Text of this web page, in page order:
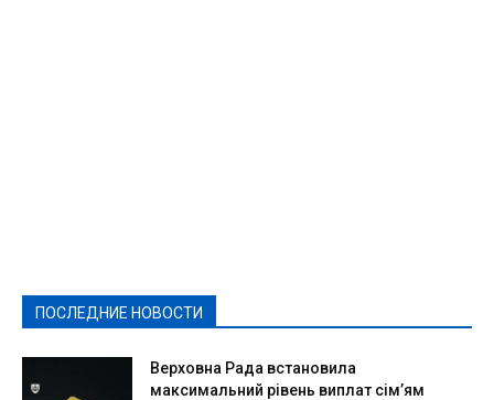
ПОСЛЕДНИЕ НОВОСТИ
Верховна Рада встановила
максимальний рівень виплат сім’ям